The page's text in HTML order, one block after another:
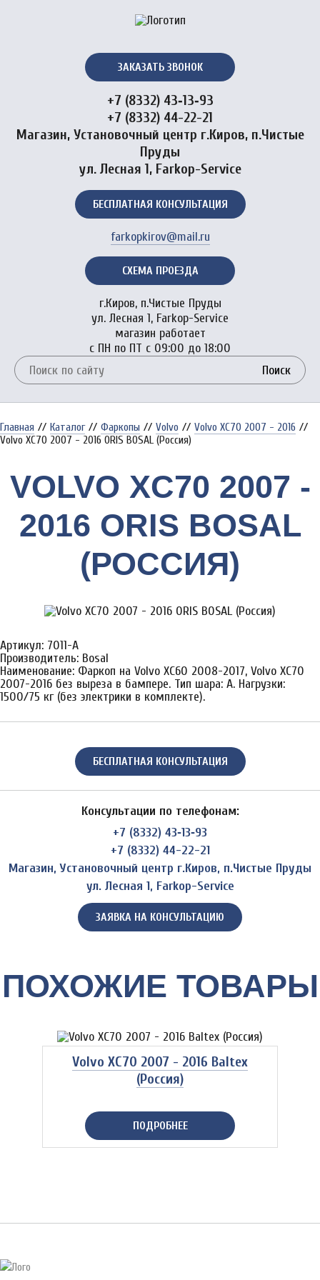
ЗАКАЗАТЬ ЗВОНОК
+7 (8332) 43‑13‑93
+7 (8332) 44-22-21
Магазин, Установочный центр г.Киров, п.Чистые
Пруды
ул. Лесная 1, Farkop-Service
БЕСПЛАТНАЯ КОНСУЛЬТАЦИЯ
farkopkirov@mail.ru
СХЕМА ПРОЕЗДА
г.Киров, п.Чистые Пруды
ул. Лесная 1, Farkop-Service
магазин работает
с ПН по ПТ с 09:00 до 18:00
Поиск
Главная // Каталог // Фаркопы // Volvo // Volvo XC70 2007 - 2016 //
Volvo XC70 2007 - 2016 ORIS BOSAL (Россия)
VOLVO XC70 2007 -
2016 ORIS BOSAL
(РОССИЯ)
Артикул: 7011-A
Производитель: Bosal
Наименование: Фаркоп на Volvo XC60 2008-2017, Volvo XC70
2007-2016 без выреза в бампере. Тип шара: A. Нагрузки:
1500/75 кг (без электрики в комплекте).
БЕСПЛАТНАЯ КОНСУЛЬТАЦИЯ
Консультации по телефонам:
+7 (8332) 43‑13‑93
+7 (8332) 44-22-21
Магазин, Установочный центр г.Киров, п.Чистые Пруды
ул. Лесная 1, Farkop-Service
ЗАЯВКА НА КОНСУЛЬТАЦИЮ
ПОХОЖИЕ ТОВАРЫ
Volvo XC70 2007 - 2016 Baltex
(Россия)
ПОДРОБНЕЕ